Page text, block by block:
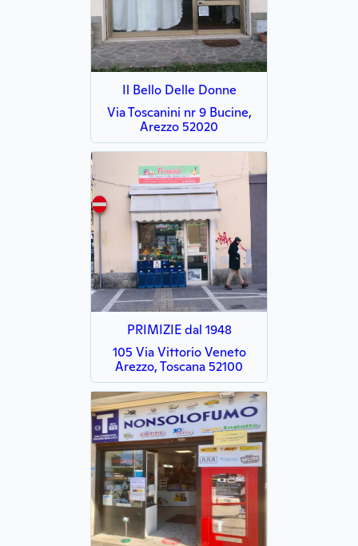
Il Bello Delle Donne
Via Toscanini nr 9 Bucine,
Arezzo 52020
PRIMIZIE dal 1948
105 Via Vittorio Veneto
Arezzo, Toscana 52100